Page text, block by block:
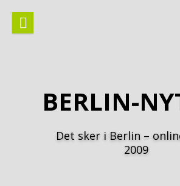
indhold
BERLIN-
Det sker i Berlin –
2009